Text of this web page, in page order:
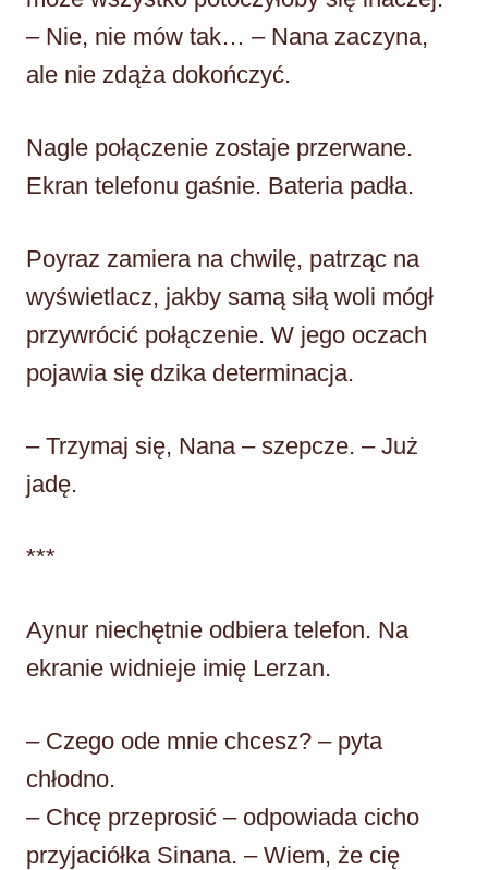
– Nie, nie mów tak… – Nana zaczyna,
ale nie zdąża dokończyć.
Nagle połączenie zostaje przerwane.
Ekran telefonu gaśnie. Bateria padła.
Poyraz zamiera na chwilę, patrząc na
wyświetlacz, jakby samą siłą woli mógł
przywrócić połączenie. W jego oczach
pojawia się dzika determinacja.
– Trzymaj się, Nana – szepcze. – Już
jadę.
***
Aynur niechętnie odbiera telefon. Na
ekranie widnieje imię Lerzan.
– Czego ode mnie chcesz? – pyta
chłodno.
– Chcę przeprosić – odpowiada cicho
przyjaciółka Sinana. – Wiem, że cię